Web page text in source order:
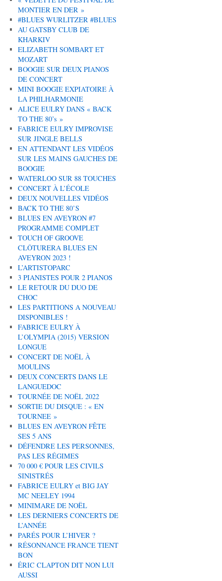
MONTIER EN DER »
#BLUES WURLITZER #BLUES
AU GATSBY CLUB DE
KHARKIV
ELIZABETH SOMBART ET
MOZART
BOOGIE SUR DEUX PIANOS
DE CONCERT
MINI BOOGIE EXPIATOIRE À
LA PHILHARMONIE
ALICE EULRY DANS « BACK
TO THE 80’s »
FABRICE EULRY IMPROVISE
SUR JINGLE BELLS
EN ATTENDANT LES VIDÉOS
SUR LES MAINS GAUCHES DE
BOOGIE
WATERLOO SUR 88 TOUCHES
CONCERT À L’ÉCOLE
DEUX NOUVELLES VIDÉOS
BACK TO THE 80’S
BLUES EN AVEYRON #7
PROGRAMME COMPLET
TOUCH OF GROOVE
CLÔTURERA BLUES EN
AVEYRON 2023 !
L’ARTISTOPARC
3 PIANISTES POUR 2 PIANOS
LE RETOUR DU DUO DE
CHOC
LES PARTITIONS A NOUVEAU
DISPONIBLES !
FABRICE EULRY À
L’OLYMPIA (2015) VERSION
LONGUE
CONCERT DE NOËL À
MOULINS
DEUX CONCERTS DANS LE
LANGUEDOC
TOURNÉE DE NOËL 2022
SORTIE DU DISQUE : « EN
TOURNEE »
BLUES EN AVEYRON FÊTE
SES 5 ANS
DÉFENDRE LES PERSONNES,
PAS LES RÉGIMES
70 000 € POUR LES CIVILS
SINISTRÉS
FABRICE EULRY et BIG JAY
MC NEELEY 1994
MINIMARE DE NOËL
LES DERNIERS CONCERTS DE
L’ANNÉE
PARÉS POUR L’HIVER ?
RÉSONNANCE FRANCE TIENT
BON
ÉRIC CLAPTON DIT NON LUI
AUSSI